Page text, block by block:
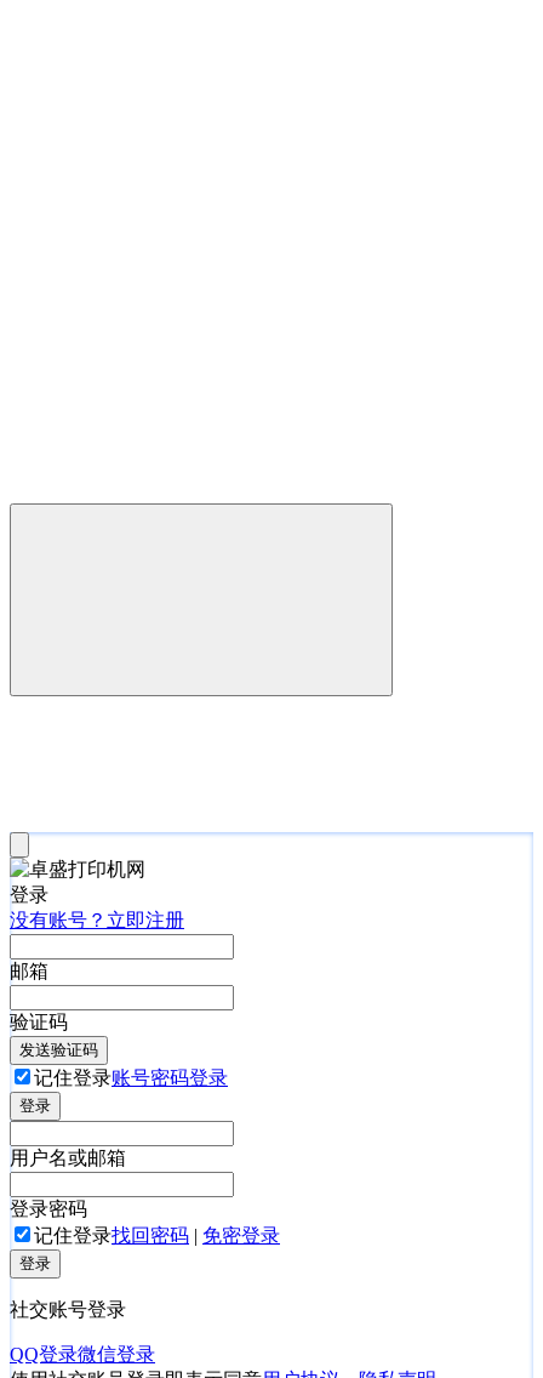
登录
没有账号？立即注册
邮箱
验证码
发送验证码
记住登录账号密码登录
登录
用户名或邮箱
登录密码
记住登录找回密码 | 免密登录
登录
社交账号登录
QQ登录微信登录